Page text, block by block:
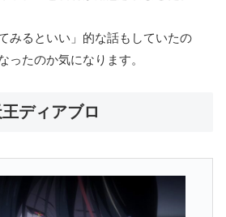
みるといい」的な話もしていたの
ったのか気になります。
王ディアブロ